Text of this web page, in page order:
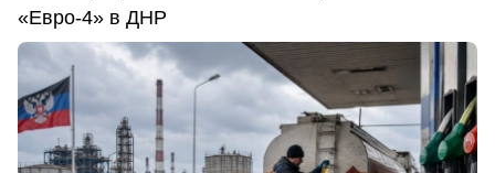
«Евро-4» в ДНР